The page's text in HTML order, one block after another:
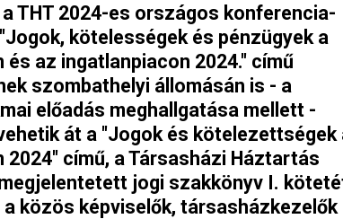
THT 2024-es országos konferencia-
kötelességek és pénzügyek a
az ingatlanpiacon 2024." című
szombathelyi állomásán is - a
előadás meghallgatása mellett -
át a "Jogok és kötelezettségek
című, a Társasházi Háztartás
jogi szakkönyv I.
közös képviselők, társasházkezelők